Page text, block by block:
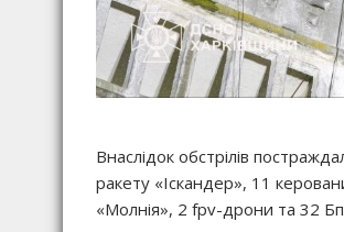
Внаслідок обстрілів
ракету «Іскандер», 11
«Молнія», 2 fpv-дрони та 32